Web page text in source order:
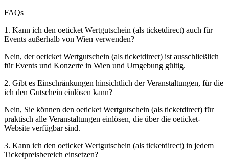
FAQs
1. Kann ich den oeticket Wertgutschein (als ticketdirect) auch für
Events außerhalb von Wien verwenden?
Nein, der oeticket Wertgutschein (als ticketdirect) ist ausschließlich
für Events und Konzerte in Wien und Umgebung gültig.
2. Gibt es Einschränkungen hinsichtlich der Veranstaltungen, für die
ich den Gutschein einlösen kann?
Nein, Sie können den oeticket Wertgutschein (als ticketdirect) für
praktisch alle Veranstaltungen einlösen, die über die oeticket-
Website verfügbar sind.
3. Kann ich den oeticket Wertgutschein (als ticketdirect) in jedem
Ticketpreisbereich einsetzen?